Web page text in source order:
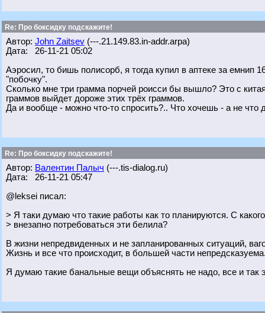
Re: Про боксидку подскажите!
Автор: John Zaitsev (---.21.149.83.in-addr.arpa)
Дата: 26-11-21 05:02
Аэросил, то бишь полисорб, я тогда купил в аптеке за емнип
"побочку".
Сколько мне три грамма порчей роисси бы вышло? Это с
граммов выйдет дороже этих трёх граммов.
Да и вообще - можно что-то спросить?.. Что хочешь - а не что
Re: Про боксидку подскажите!
Автор: Валентин Палыч (---.tis-dialog.ru)
Дата: 26-11-21 05:47
@leksei писал:
> Я таки думаю что такие работы как то планируются. С какого
> внезапно потребоваться эти белила?
В жизни непредвиденных и не запланированных ситуаций,
Жизнь и все что происходит, в большей части
Я думаю такие банальные вещи объяснять не надо, все и так